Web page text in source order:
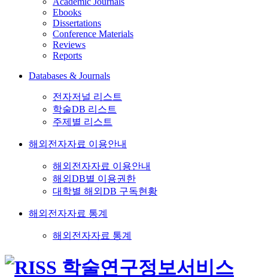
Ebooks
Dissertations
Conference Materials
Reviews
Reports
Databases & Journals
전자저널 리스트
학술DB 리스트
주제별 리스트
해외전자자료 이용안내
해외전자자료 이용안내
해외DB별 이용권한
대학별 해외DB 구독현황
해외전자자료 통계
해외전자자료 통계